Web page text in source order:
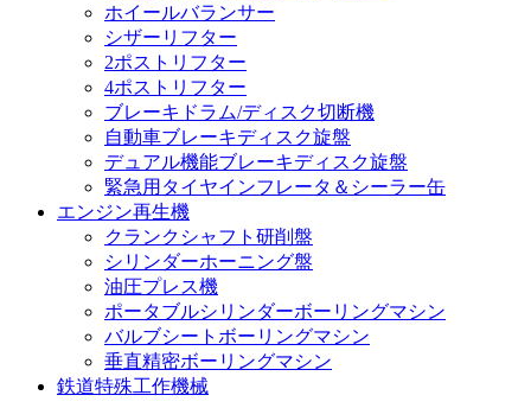
ホイールバランサー
シザーリフター
2ポストリフター
4ポストリフター
ブレーキドラム/ディスク切断機
自動車ブレーキディスク旋盤
デュアル機能ブレーキディスク旋盤
緊急用タイヤインフレータ＆シーラー缶
エンジン再生機
クランクシャフト研削盤
シリンダーホーニング盤
油圧プレス機
ポータブルシリンダーボーリングマシン
バルブシートボーリングマシン
垂直精密ボーリングマシン
鉄道特殊工作機械